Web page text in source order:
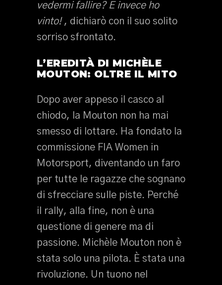
vedermi fallire? E invece ho
vinto! , dichiarò con il suo solito
sorriso sfrontato.
L’EREDITÀ DI MICHÈLE
MOUTON: OLTRE IL MITO
Dopo aver appeso il casco al
chiodo, la Mouton non ha mai
smesso di lottare. Ha fondato la
commissione FIA Women in
Motorsport, diventando un faro
per tutte le ragazze che sognano
di sfrecciare sulle piste. Perché
il rally, alla fine, non è una
questione di genere ma di
passione. Michèle Mouton non è
stata solo una pilota. È stata una
rivoluzione. Un tuono nel